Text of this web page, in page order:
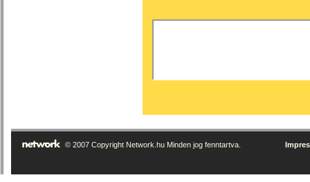
© 2007 Copyright Network.hu Minden jog fenntartva.